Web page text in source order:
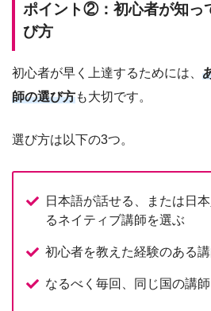
ポイント②：初心者が知っ
び方
初心者が早く上達するためには、
師の選び方も大切です。
選び方は以下の3つ。
日本語が話せる、または日
るネイティブ講師を選ぶ
初心者を教えた経験のある
なるべく毎回、同じ国の講